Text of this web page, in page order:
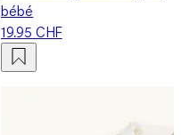
bébé
19.95 CHF